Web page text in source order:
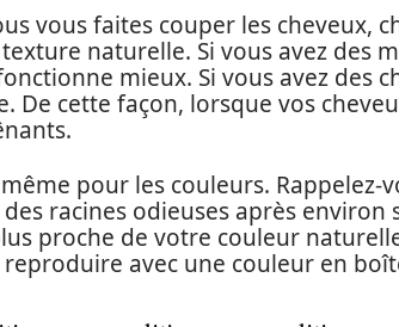
vous faites couper les cheveux,
naturelle. Si vous avez des
mieux. Si vous avez des
De cette façon, lorsque vos
pour les couleurs.
racines odieuses après
proche de votre couleur
avec une couleur en